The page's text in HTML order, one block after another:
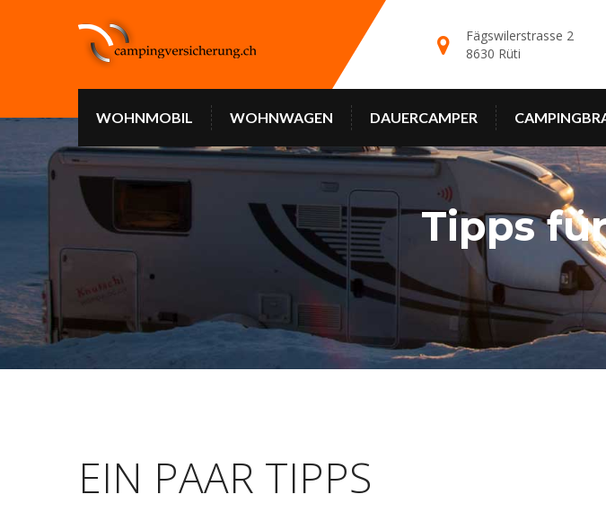
Fägswilerstrasse 2
8630 Rüti
WOHNMOBIL WOHNWAGEN DAUERCAMPER
Tipps
EIN PAAR TIPPS